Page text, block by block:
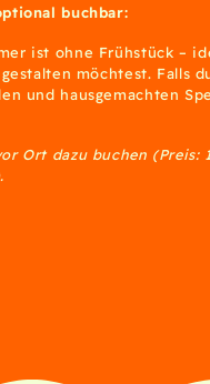
buchbar:
ist ohne Frühstück –
möchtest. Falls
und hausgemachten
Ort dazu buchen (Preis: